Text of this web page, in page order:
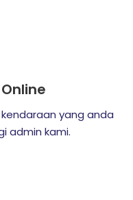
yang anda
admin kami.